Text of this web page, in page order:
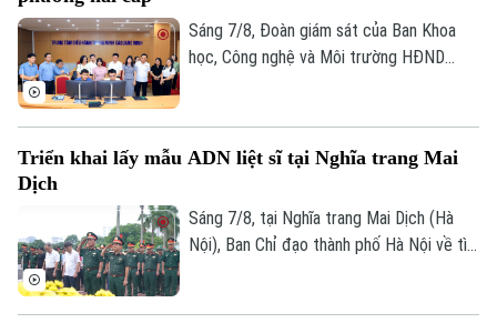
Tư vấn sức khỏe
Quần vợt
Golf
Giải trí
Tin tức
Điện ảnh
Âm nhạc
Đã phát sóng
siêu dự án 162.000 tỷ đồng này.
Sáng 7/8, Đoàn giám sát của Ban Khoa
học, Công nghệ và Môi trường HĐND
Triển khai lấy mẫu ADN liệt sĩ tại Nghĩa trang Mai
Dịch
Sáng 7/8, tại Nghĩa trang Mai Dịch (Hà
Nội), Ban Chỉ đạo thành phố Hà Nội về tìm